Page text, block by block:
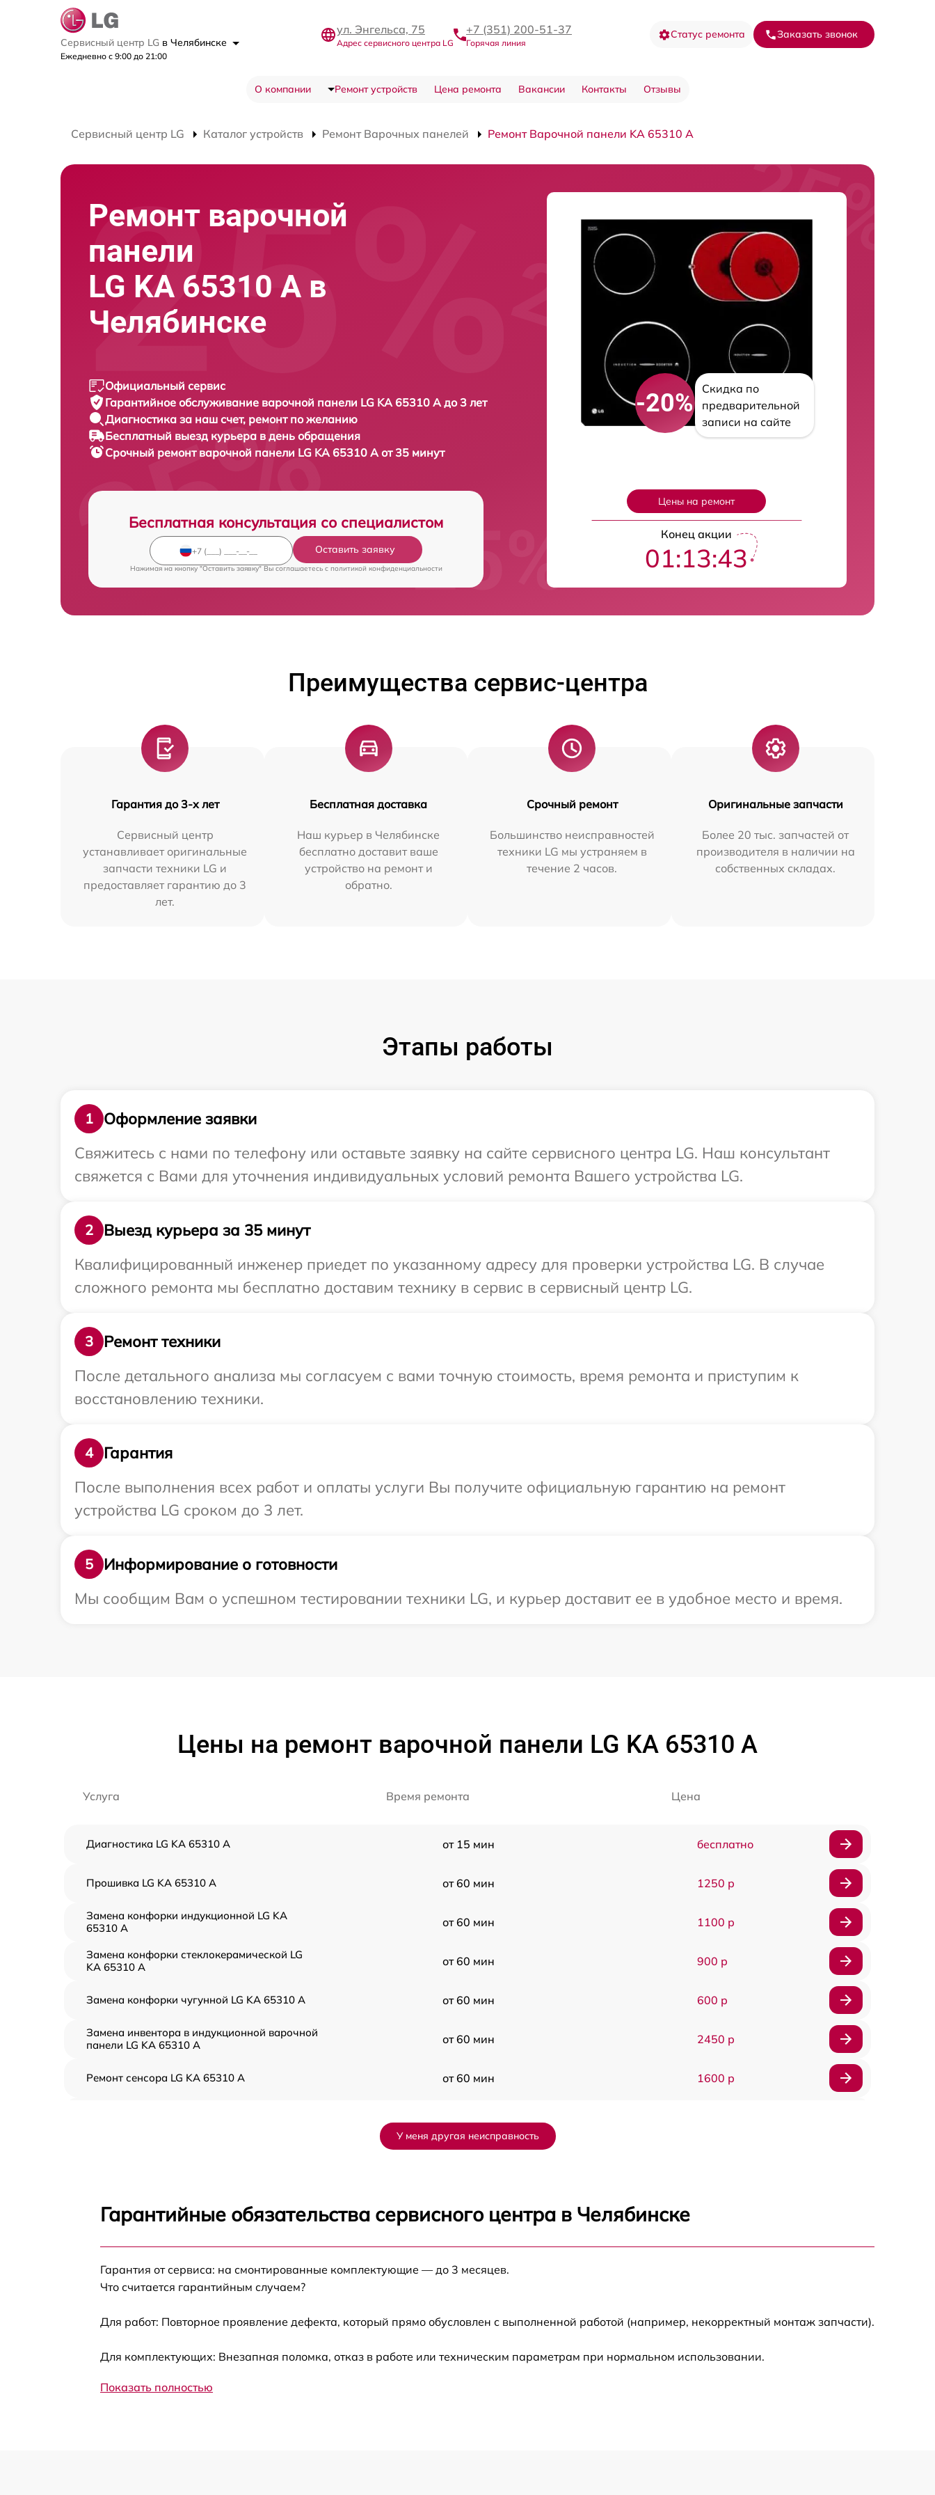
Сервисный центр LG в Челябинске
Ежедневно с 9:00 до 21:00
ул. Энгельса, 75
Адрес сервисного центра LG
+7 (351) 200-51-37
Горячая линия
Статус ремонта Заказать звонок
О компании Ремонт устройств Цена ремонта Вакансии Контакты Отзывы
Сервисный центр LG Каталог устройств Ремонт Варочных панелей Ремонт Варочной панели KA 65310 A
Ремонт варочной
панели
LG KA 65310 A в
Челябинске
Официальный сервис
Гарантийное обслуживание варочной панели LG KA 65310 A до 3 лет
Диагностика за наш счет, ремонт по желанию
Бесплатный выезд курьера в день обращения
Срочный ремонт варочной панели LG KA 65310 A от 35 минут
Бесплатная консультация со специалистом
Оставить заявку
Нажимая на кнопку "Оставить заявку" Вы соглашаетесь c политикой конфиденциальности
-20%
Скидка по
предварительной
записи на сайте
Цены на ремонт
Конец акции
01:13:42
Преимущества сервис-центра
Гарантия до 3-х лет
Сервисный центр
устанавливает оригинальные
запчасти техники LG и
предоставляет гарантию до 3
лет.
Бесплатная доставка
Наш курьер в Челябинске
бесплатно доставит ваше
устройство на ремонт и
обратно.
Срочный ремонт
Большинство неисправностей
техники LG мы устраняем в
течение 2 часов.
Оригинальные запчасти
Более 20 тыс. запчастей от
производителя в наличии на
собственных складах.
Этапы работы
1
Оформление заявки
Свяжитесь с нами по телефону или оставьте заявку на сайте сервисного центра LG. Наш консультант
свяжется с Вами для уточнения индивидуальных условий ремонта Вашего устройства LG.
2
Выезд курьера за 35 минут
Квалифицированный инженер приедет по указанному адресу для проверки устройства LG. В случае
сложного ремонта мы бесплатно доставим технику в сервис в сервисный центр LG.
3
Ремонт техники
После детального анализа мы согласуем с вами точную стоимость, время ремонта и приступим к
восстановлению техники.
4
Гарантия
После выполнения всех работ и оплаты услуги Вы получите официальную гарантию на ремонт
устройства LG сроком до 3 лет.
5
Информирование о готовности
Мы сообщим Вам о успешном тестировании техники LG, и курьер доставит ее в удобное место и время.
Цены на ремонт варочной панели LG KA 65310 A
Услуга Время ремонта Цена
Диагностика LG KA 65310 A от 15 мин бесплатно
Прошивка LG KA 65310 A от 60 мин 1250 р
Замена конфорки индукционной LG KA
65310 A
от 60 мин 1100 р
Замена конфорки стеклокерамической LG
KA 65310 A
от 60 мин 900 р
Замена конфорки чугунной LG KA 65310 A от 60 мин 600 р
Замена инвентора в индукционной варочной
панели LG KA 65310 A
от 60 мин 2450 р
Ремонт сенсора LG KA 65310 A от 60 мин 1600 р
Замена сенсора LG KA 65310 A от 60 мин
У меня другая неисправность
Гарантийные обязательства сервисного центра в Челябинске
Гарантия от сервиса: на смонтированные комплектующие — до 3 месяцев.
Что считается гарантийным случаем?
Для работ: Повторное проявление дефекта, который прямо обусловлен с выполненной работой (например, некорректный монтаж запчасти).
Для комплектующих: Внезапная поломка, отказ в работе или техническим параметрам при нормальном использовании.
Показать полностью